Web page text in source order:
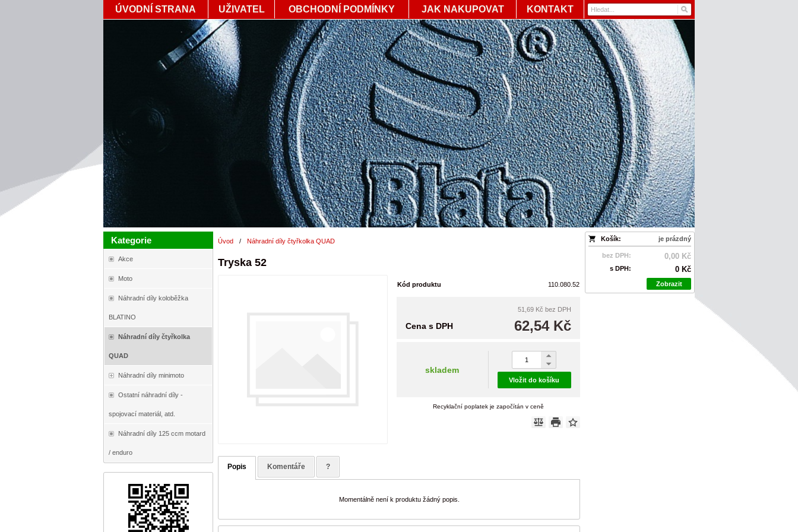
ÚVODNÍ STRANA UŽIVATEL OBCHODNÍ PODMÍNKY JAK NAKUPOVAT KONTAKT
Kategorie
Akce
Moto
Náhradní díly koloběžka
BLATINO
Náhradní díly čtyřkolka
QUAD
Náhradní díly minimoto
Ostatní náhradní díly -
spojovací materiál, atd.
Náhradní díly 125 ccm motard
/ enduro
Košík: je prázdný
bez DPH: 0,00 Kč
s DPH: 0 Kč
Zobrazit
Úvod / Náhradní díly čtyřkolka QUAD
Tryska 52
Kód produktu 110.080.52
51,69 Kč bez DPH
62,54 Kč
Cena s DPH
skladem
Vložit do košíku
Recyklační poplatek je započítán v ceně
Popis Komentáře ?
Momentálně není k produktu žádný popis.